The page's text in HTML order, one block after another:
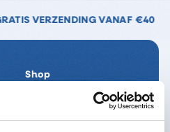
VANAF €40 🌿
Shop
SpaReady